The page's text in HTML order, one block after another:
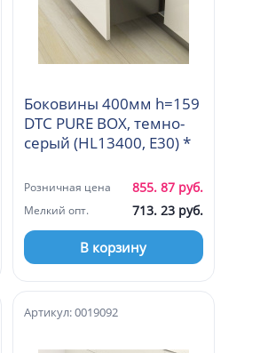
Боковины 400мм h=159
DTC PURE BOX, темно-
серый (HL13400, E30) *
Розничная цена 855. 87 руб.
Мелкий опт. 713. 23 руб.
В корзину
Артикул: 0019092